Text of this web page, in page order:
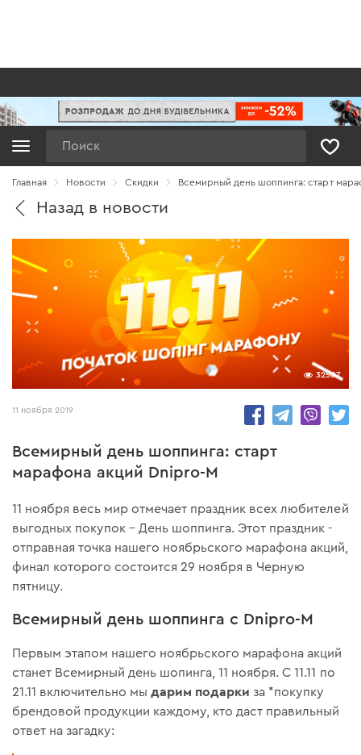
Главная Новости Cкидки Всемирный день шоппинга: старт
Назад в новости
32507
11 ноября 2019
Всемирный день шоппинга: старт
марафона акций Dnipro-M
11 ноября весь мир отмечает праздник всех любителей
выгодных покупок – День шоппинга. Этот праздник -
отправная точка нашего ноябрьского марафона акций,
финал которого состоится 29 ноября в Черную
пятницу.
Всемирный день шоппинга с Dnipro-M
Первым этапом нашего ноябрьского марафона акций
станет Всемирный день шопинга, 11 ноября. С 11.11 по
21.11 включительно мыдарим подарки за *покупку
брендовой продукции каждому, кто даст правильный
ответ на загадку: